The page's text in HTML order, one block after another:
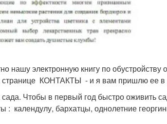
нашу электронную книгу по обустройству
странице КОНТАКТЫ - и я вам пришлю ее в
Чтобы в первый год быстро оживить
календулу, бархатцы, однолетние